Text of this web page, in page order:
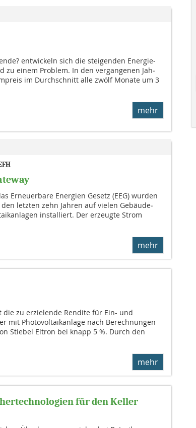
entwickeln sich die steigenden Ener­gie­
zu einem Problem. In den vergangenen Jah­
im Durch­schnitt alle zwölf Monate um 3
mehr
Erneuerbare Energien Gesetz (EEG) wurden
letzten zehn Jahren auf vielen Gebäude­
installiert. Der erzeugte Strom
mehr
die zu erzielende Rendite für Ein- und
mit Photovoltaikanlage nach Berechnungen
Stiebel Eltron bei knapp 5 %. Durch den
mehr
für den Keller